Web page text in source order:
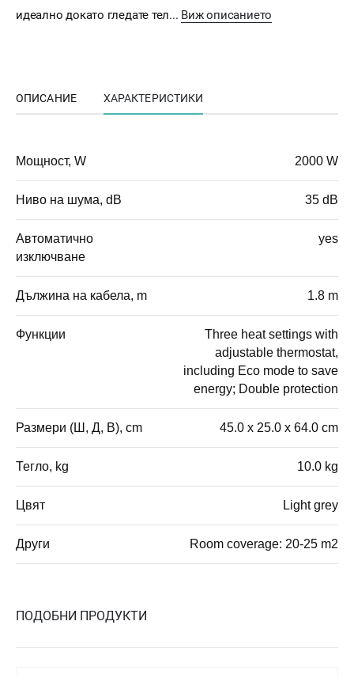
идеално докато гледате тел... Виж описанието
ОПИСАНИЕ ХАРАКТЕРИСТИКИ
Мощност, W 2000 W
Ниво на шума, dB 35 dB
Автоматично
изключване
yes
Дължина на кабела, m 1.8 m
Функции
Three heat settings with
adjustable thermostat,
including Eco mode to save
energy; Double protection
Размери (Ш, Д, В), cm 45.0 x 25.0 x 64.0 cm
Тегло, kg 10.0 kg
Цвят Light grey
Други Room coverage: 20-25 m2
ПОДОБНИ ПРОДУКТИ